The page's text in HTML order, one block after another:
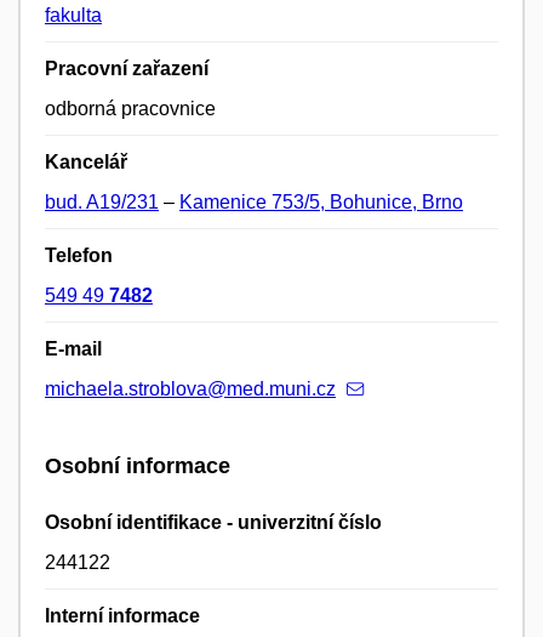
fakulta
Pracovní zařazení
odborná pracovnice
Kancelář
bud. A19/231 – Kamenice 753/5, Bohunice, Brno
Telefon
549 49 7482
E-mail
michaela.stroblova@med.muni.cz
Osobní informace
Osobní identifikace - univerzitní číslo
244122
Interní informace